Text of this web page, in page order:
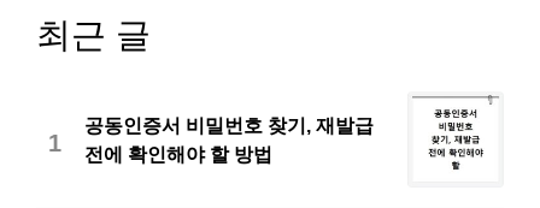
최근 글
1
공동인증서 비밀번호 찾기, 재발급
전에 확인해야 할 방법